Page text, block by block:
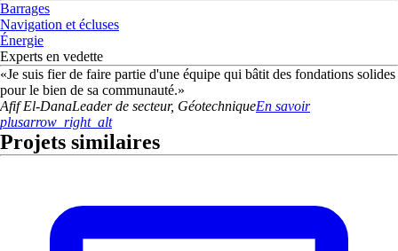
Barrages
Navigation et écluses
Énergie
Experts en vedette
«Je suis fier de faire partie d'une équipe qui bâtit des fondations solides
pour le bien de sa communauté.»
Afif El-DanaLeader de secteur, GéotechniqueEn savoir
plusarrow_right_alt
Projets similaires